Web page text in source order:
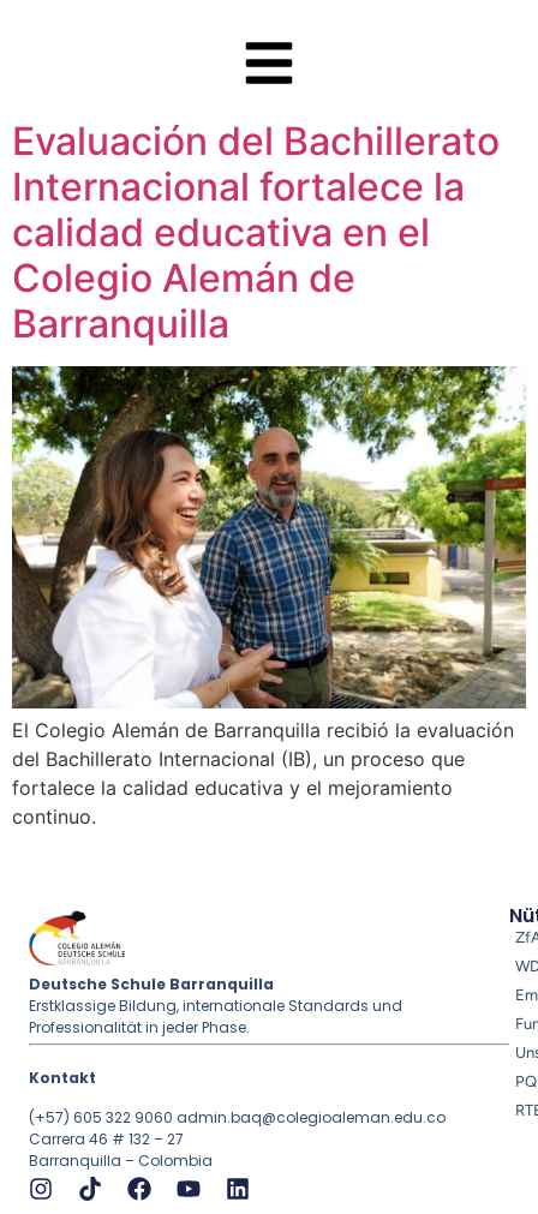
Evaluación del Bachillerato
Internacional fortalece la
calidad educativa en el
Colegio Alemán de
Barranquilla
El Colegio Alemán de Barranquilla recibió la evaluación
del Bachillerato Internacional (IB), un proceso que
fortalece la calidad educativa y el mejoramiento
continuo.
Deutsche Schule Barranquilla
Erstklassige Bildung, internationale Standards und
Professionalität in jeder Phase.
Kontakt
(+57) 605 322 9060 admin.baq@colegioaleman.edu.co
Carrera 46 # 132 – 27
Barranquilla – Colombia